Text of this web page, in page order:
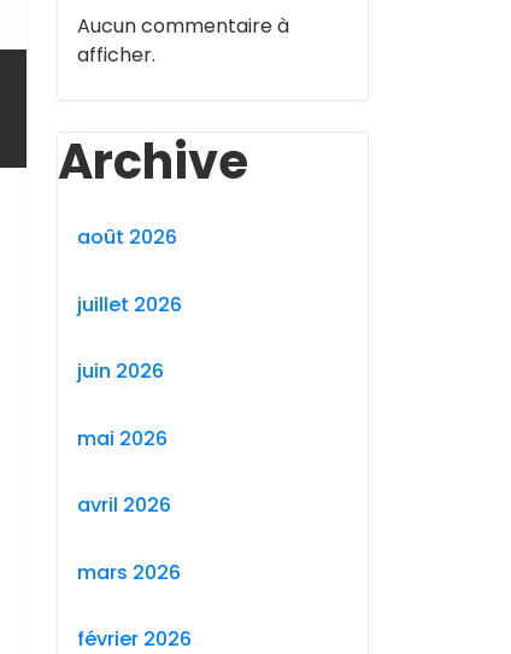
Aucun commentaire à
afficher.
Archive
août 2026
juillet 2026
juin 2026
mai 2026
avril 2026
mars 2026
février 2026